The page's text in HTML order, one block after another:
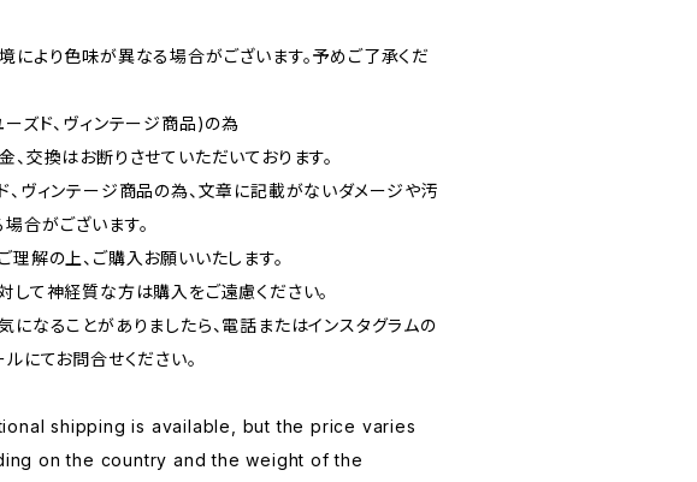
により色味が異なる場合がございます。予めご了承くだ
ーズド、ヴィンテージ商品)の為
、交換はお断りさせていただいております。
、ヴィンテージ商品の為、文章に記載がないダメージや汚
合がございます。
理解の上、ご購入お願いいたします。
して神経質な方は購入をご遠慮ください。
になることがありましたら、電話またはインスタグラムの
ルにてお問合せください。
shipping is available, but the price varies
on the country and the weight of the